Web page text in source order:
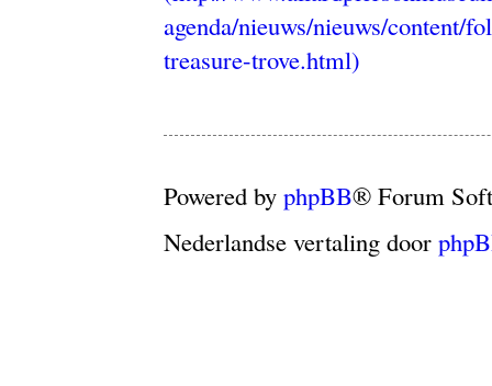
Powered byphpBB® Forum
Nederlandse vertaling door